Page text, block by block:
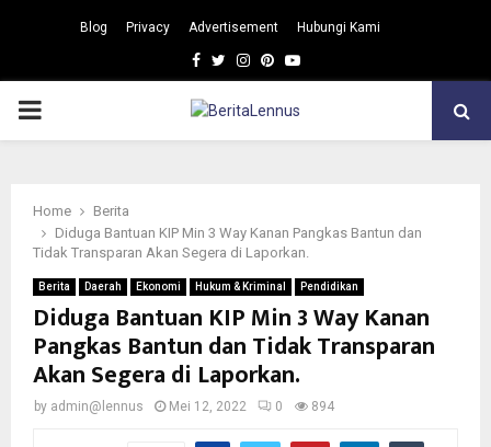
Blog Privacy Advertisement Hubungi Kami
Facebook
TwitterInstagram
Pinterest
Youtube
PRIMARY
Home
Berita
Diduga Bantuan KIP Min 3 Way Kanan Pangkas Bantun dan
Tidak Transparan Akan Segera di Laporkan.
Berita Daerah Ekonomi Hukum & Kriminal Pendidikan
Diduga Bantuan KIP Min 3 Way Kanan
Pangkas Bantun dan Tidak Transparan
Akan Segera di Laporkan.
by admin@lennus Mei 12, 2022 0 894